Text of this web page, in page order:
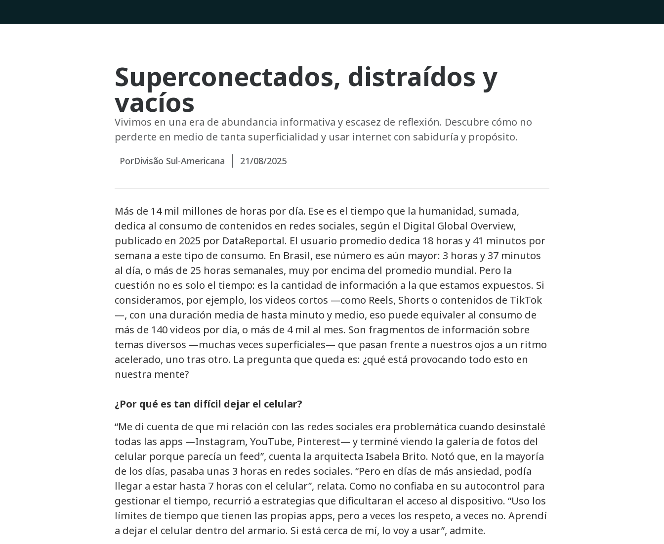
Superconectados, distraídos y
vacíos
Vivimos en una era de abundancia informativa y escasez de reflexión. Descubre cómo no
perderte en medio de tanta superficialidad y usar internet con sabiduría y propósito.
PorDivisão Sul-Americana 21/08/2025
Más de 14 mil millones de horas por día. Ese es el tiempo que la humanidad, sumada,
dedica al consumo de contenidos en redes sociales, según el Digital Global Overview,
publicado en 2025 por DataReportal. El usuario promedio dedica 18 horas y 41 minutos por
semana a este tipo de consumo. En Brasil, ese número es aún mayor: 3 horas y 37 minutos
al día, o más de 25 horas semanales, muy por encima del promedio mundial. Pero la
cuestión no es solo el tiempo: es la cantidad de información a la que estamos expuestos. Si
consideramos, por ejemplo, los videos cortos —como Reels, Shorts o contenidos de TikTok
—, con una duración media de hasta minuto y medio, eso puede equivaler al consumo de
más de 140 videos por día, o más de 4 mil al mes. Son fragmentos de información sobre
temas diversos —muchas veces superficiales— que pasan frente a nuestros ojos a un ritmo
acelerado, uno tras otro. La pregunta que queda es: ¿qué está provocando todo esto en
nuestra mente?
¿Por qué es tan difícil dejar el celular?
“Me di cuenta de que mi relación con las redes sociales era problemática cuando desinstalé
todas las apps —Instagram, YouTube, Pinterest— y terminé viendo la galería de fotos del
celular porque parecía un feed”, cuenta la arquitecta Isabela Brito. Notó que, en la mayoría
de los días, pasaba unas 3 horas en redes sociales. “Pero en días de más ansiedad, podía
llegar a estar hasta 7 horas con el celular”, relata. Como no confiaba en su autocontrol para
gestionar el tiempo, recurrió a estrategias que dificultaran el acceso al dispositivo. “Uso los
límites de tiempo que tienen las propias apps, pero a veces los respeto, a veces no. Aprendí
a dejar el celular dentro del armario. Si está cerca de mí, lo voy a usar”, admite.